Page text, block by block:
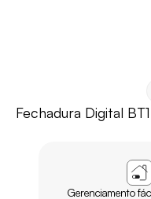
Fechadura Digital
Gerenciamento